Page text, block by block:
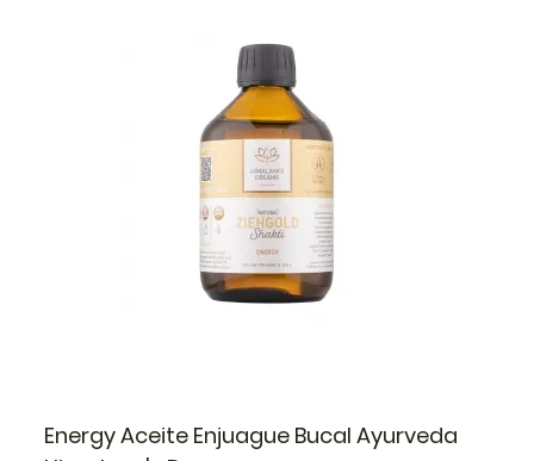
Energy Aceite Enjuague Bucal Ayurveda